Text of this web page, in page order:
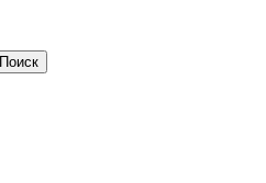
Поиск